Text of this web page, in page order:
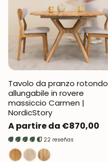
Tavolo da pranzo rotondo
allungabile in rovere
massiccio Carmen |
NordicStory
Prezzo
normale
A partire da €870,00
22 reseñas